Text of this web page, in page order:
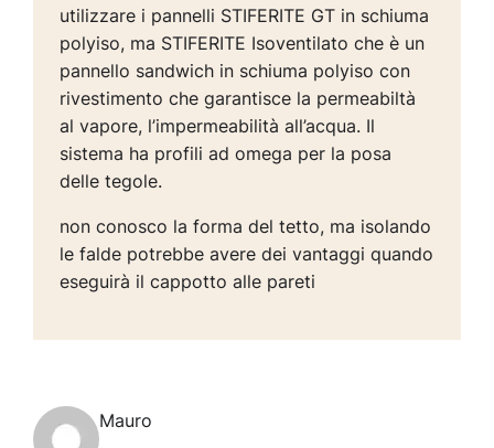
utilizzare i pannelli STIFERITE GT in schiuma
polyiso, ma STIFERITE Isoventilato che è un
pannello sandwich in schiuma polyiso con
rivestimento che garantisce la permeabiltà
al vapore, l’impermeabilità all’acqua. Il
sistema ha profili ad omega per la posa
delle tegole.
non conosco la forma del tetto, ma isolando
le falde potrebbe avere dei vantaggi quando
eseguirà il cappotto alle pareti
Mauro